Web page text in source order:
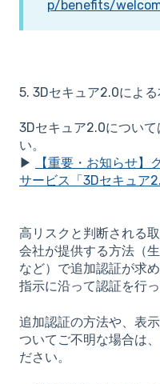
p/benefits/
5. 3Dセキュア2.0による
3Dセキュア2.0につい
い。
▶
【重要・お知らせ】
サービス「3Dセキュア
高リスクと判断される
会社が提供する方法（
など）で追加認証が求
指示に沿って認証を行っ
追加認証の方法や、表
ついてご不明な場合は
ださい。